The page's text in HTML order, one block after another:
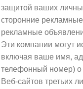
защитой ваших
сторонние
рекламные
Эти компании могут
включая ваше имя,
телефонный номер)
Веб-сайтов третьих